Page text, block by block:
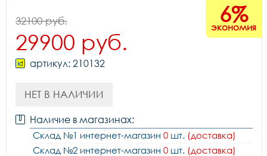
6%
экономия
32100 руб.
29900 руб.
артикул: 210132
НЕТ В НАЛИЧИИ
Наличие в магазинах:
Склад №1 интернет-магазин 0 шт. (доставка)
Склад №2 интернет-магазин 0 шт. (доставка)